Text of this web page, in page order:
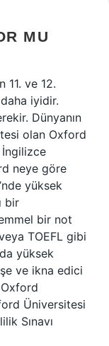
MU
11. ve 12.
iyidir.
Dünyanın
olan Oxford
neye göre
yüksek
bir
bir not
TOEFL gibi
yüksek
ve ikna edici
Üniversitesi
Sınavı